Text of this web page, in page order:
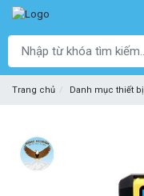
Trang chủ Danh mục thiết bị